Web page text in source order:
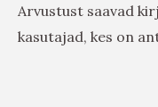
Arvustust saavad
kasutajad, kes on